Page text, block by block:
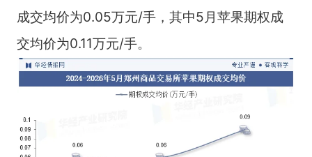
成交均价为0.05万元/手，其中5月苹果期权成
交均价为0.11万元/手。